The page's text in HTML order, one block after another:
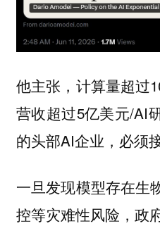
他主张，计算量超过
营收超过5亿美元/AI
的头部AI企业，必须
一旦发现模型存在生
控等灾难性风险，政